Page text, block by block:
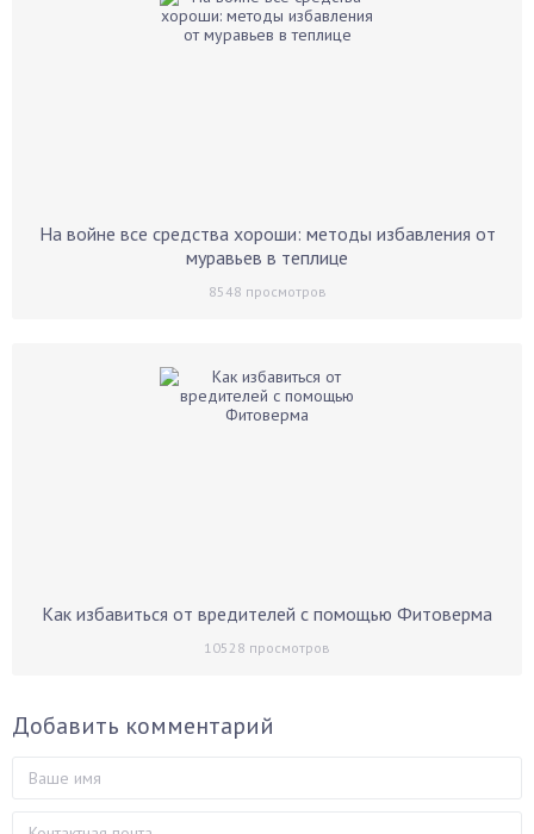
На войне все средства хороши: методы избавления от
муравьев в теплице
8548 просмотров
Как избавиться от вредителей с помощью Фитоверма
10528 просмотров
Добавить комментарий